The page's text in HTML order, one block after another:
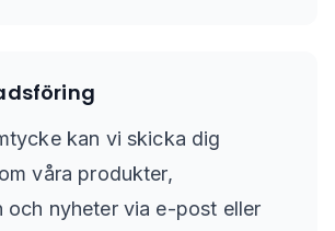
kan vi skicka dig
våra produkter,
och nyheter via e-post eller